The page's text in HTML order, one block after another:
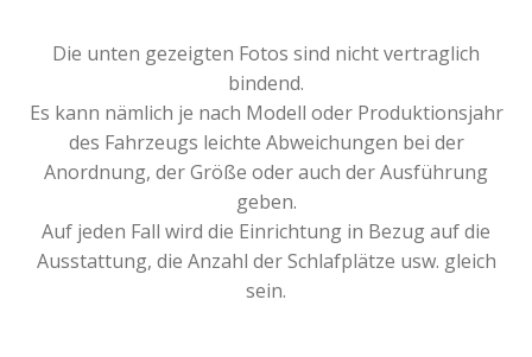
Die unten gezeigten Fotos sind nicht vertraglich
bindend.
Es kann nämlich je nach Modell oder Produktionsjahr
des Fahrzeugs leichte Abweichungen bei der
Anordnung, der Größe oder auch der Ausführung
geben.
Auf jeden Fall wird die Einrichtung in Bezug auf die
Ausstattung, die Anzahl der Schlafplätze usw. gleich
sein.